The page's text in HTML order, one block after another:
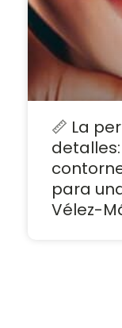
📏 La
para
Vélez-